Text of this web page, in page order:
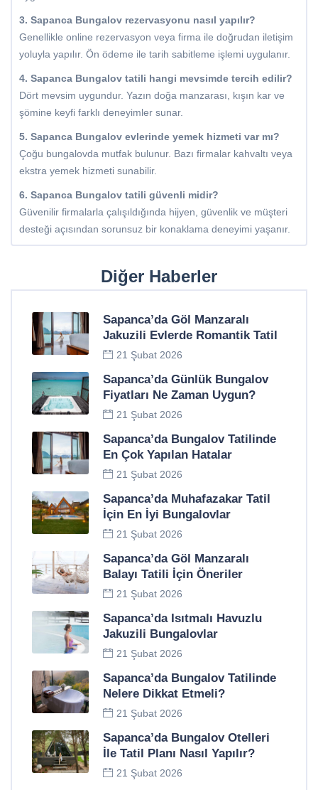
3. Sapanca Bungalov rezervasyonu nasıl yapılır?
Genellikle online rezervasyon veya firma ile doğrudan iletişim
yoluyla yapılır. Ön ödeme ile tarih sabitleme işlemi uygulanır.
4. Sapanca Bungalov tatili hangi mevsimde tercih edilir?
Dört mevsim uygundur. Yazın doğa manzarası, kışın kar ve
şömine keyfi farklı deneyimler sunar.
5. Sapanca Bungalov evlerinde yemek hizmeti var mı?
Çoğu bungalovda mutfak bulunur. Bazı firmalar kahvaltı veya
ekstra yemek hizmeti sunabilir.
6. Sapanca Bungalov tatili güvenli midir?
Güvenilir firmalarla çalışıldığında hijyen, güvenlik ve müşteri
desteği açısından sorunsuz bir konaklama deneyimi yaşanır.
Diğer Haberler
Sapanca’da Göl Manzaralı
Jakuzili Evlerde Romantik Tatil
21 Şubat 2026
Sapanca’da Günlük Bungalov
Fiyatları Ne Zaman Uygun?
21 Şubat 2026
Sapanca’da Bungalov Tatilinde
En Çok Yapılan Hatalar
21 Şubat 2026
Sapanca’da Muhafazakar Tatil
İçin En İyi Bungalovlar
21 Şubat 2026
Sapanca’da Göl Manzaralı
Balayı Tatili İçin Öneriler
21 Şubat 2026
Sapanca’da Isıtmalı Havuzlu
Jakuzili Bungalovlar
21 Şubat 2026
Sapanca’da Bungalov Tatilinde
Nelere Dikkat Etmeli?
21 Şubat 2026
Sapanca’da Bungalov Otelleri
İle Tatil Planı Nasıl Yapılır?
21 Şubat 2026